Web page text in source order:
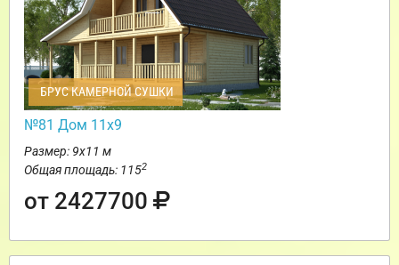
БРУС КАМЕРНОЙ СУШКИ
№81 Дом 11х9
Размер: 9х11 м
Общая площадь: 1152
от 2427700